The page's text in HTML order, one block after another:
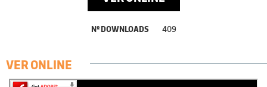
Nº DOWNLOADS 409
VER ONLINE